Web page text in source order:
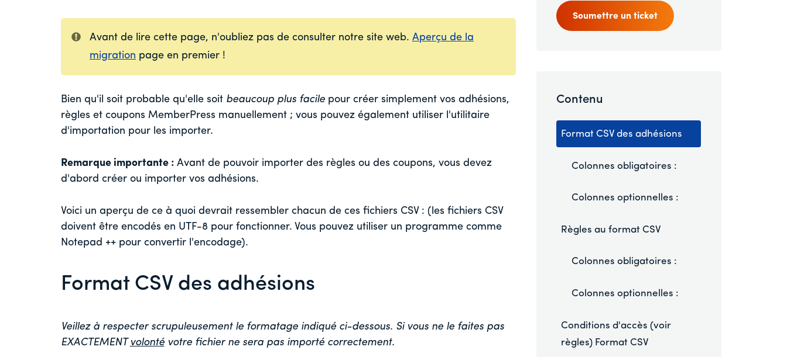
Avant de lire cette page, n'oubliez pas de consulter notre site web. Aperçu de la
migration page en premier !
Bien qu'il soit probable qu'elle soit beaucoup plus facile pour créer simplement vos adhésions,
règles et coupons MemberPress manuellement ; vous pouvez également utiliser l'utilitaire
d'importation pour les importer.
Remarque importante : Avant de pouvoir importer des règles ou des coupons, vous devez
d'abord créer ou importer vos adhésions.
Voici un aperçu de ce à quoi devrait ressembler chacun de ces fichiers CSV : (les fichiers CSV
doivent être encodés en UTF-8 pour fonctionner. Vous pouvez utiliser un programme comme
Notepad ++ pour convertir l'encodage).
Format CSV des adhésions
Veillez à respecter scrupuleusement le formatage indiqué ci-dessous. Si vous ne le faites pas
EXACTEMENTvolontévotre fichier ne sera pas importé correctement.
Soumettre un ticket
Contenu
Format CSV des adhésions
Colonnes obligatoires :
Colonnes optionnelles :
Règles au format CSV
Colonnes obligatoires :
Colonnes optionnelles :
Conditions d'accès (voir
règles) Format CSV